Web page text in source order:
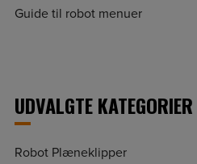
Guide til robot menuer
UDVALGTE KATEGORIER
Robot Plæneklipper